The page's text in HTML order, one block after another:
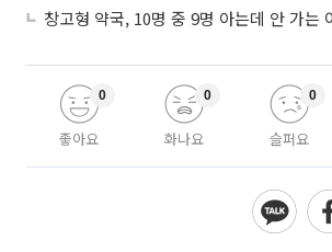
창고형 약국, 10명 중 9명 아는데 안 가는
좋아요
0
화나요
0
슬퍼요
0